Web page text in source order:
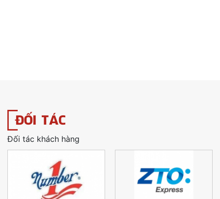
ĐỐI TÁC
Đối tác khách hàng